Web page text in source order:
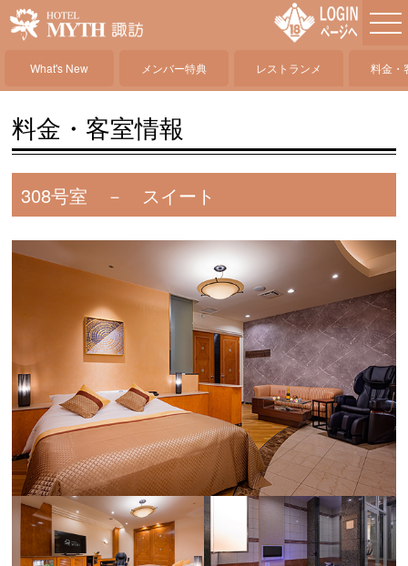
What's New メンバー特典 レストランメ 料金・
料金・客室情報
308号室 － スイート